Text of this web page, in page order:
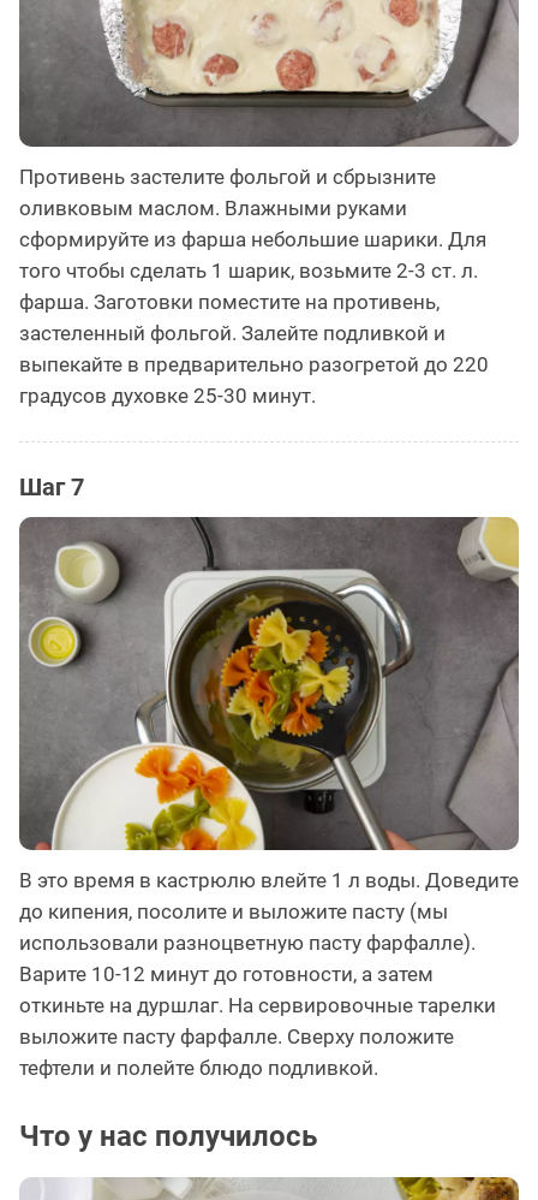
Противень застелите фольгой и сбрызните
оливковым маслом. Влажными руками
сформируйте из фарша небольшие шарики. Для
того чтобы сделать 1 шарик, возьмите 2-3 ст. л.
фарша. Заготовки поместите на противень,
застеленный фольгой. Залейте подливкой и
выпекайте в предварительно разогретой до 220
градусов духовке 25-30 минут.
Шаг 7
В это время в кастрюлю влейте 1 л воды. Доведите
до кипения, посолите и выложите пасту (мы
использовали разноцветную пасту фарфалле).
Варите 10-12 минут до готовности, а затем
откиньте на дуршлаг. На сервировочные тарелки
выложите пасту фарфалле. Сверху положите
тефтели и полейте блюдо подливкой.
Что у нас получилось